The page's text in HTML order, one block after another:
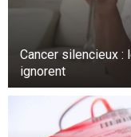
Cancer silencieux :
ignorent